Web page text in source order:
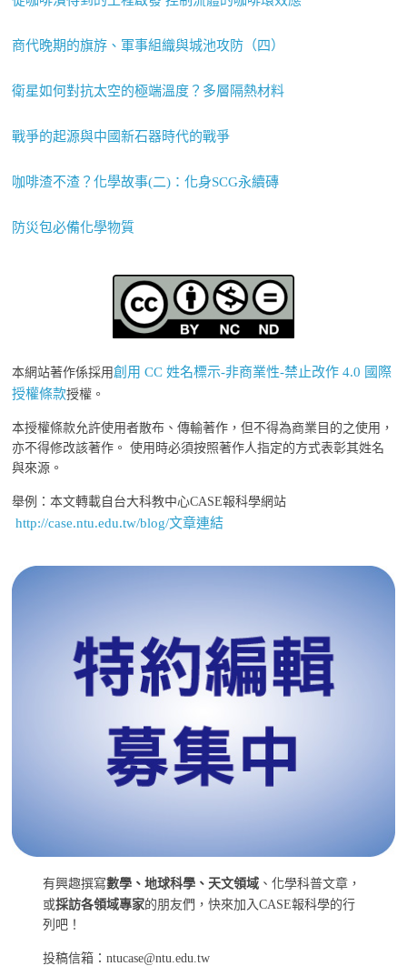
商代晚期的旗斿、軍事組織與城池攻防（四）
衛星如何對抗太空的極端溫度？多層隔熱材料
戰爭的起源與中國新石器時代的戰爭
咖啡渣不渣？化學故事(二)：化身SCG永續磚
防災包必備化學物質
本網站著作係採用創用 CC 姓名標示-非商業性-禁止改作 4.0 國際
授權條款授權。
本授權條款允許使用者散布、傳輸著作，但不得為商業目的之使用，
亦不得修改該著作。 使用時必須按照著作人指定的方式表彰其姓名
與來源。
舉例：本文轉載自台大科教中心CASE報科學網站
http://case.ntu.edu.tw/blog/文章連結
有興趣撰寫數學、地球科學、天文領域 、化學科普文章，
或採訪各領域專家的朋友們，快來加入CASE報科學的行
列吧！
投稿信箱：ntucase@ntu.edu.tw